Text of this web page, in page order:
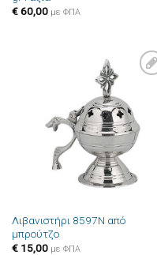
€60,00 με ΦΠΑ
στην λίστα
επιθυμιών
Λιβανιστήρι 8597N από
μπρούτζο
€15,00 με ΦΠΑ